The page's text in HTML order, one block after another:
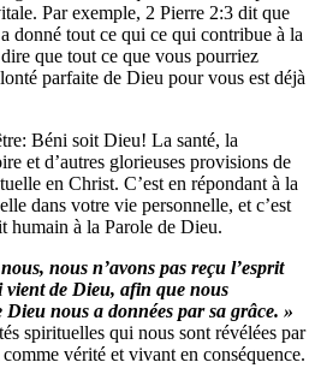
Par exemple, 2 Pierre 2:3 dit que
donné tout ce qui ce qui contribue à la
que tout ce que vous pourriez
parfaite de Dieu pour vous est déjà
Béni soit Dieu! La santé, la
et d’autres glorieuses provisions de
en Christ. C’est en répondant à la
dans votre vie personnelle, et c’est
humain à la Parole de Dieu.
nous n’avons pas reçu l’esprit
vient de Dieu, afin que nous
Dieu nous a données par sa grâce. »
spirituelles qui nous sont révélées par
vérité et vivant en conséquence.